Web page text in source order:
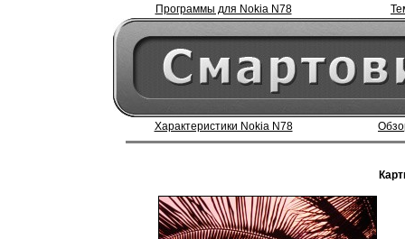
Программы для Nokia N78
Характеристики Nokia N78